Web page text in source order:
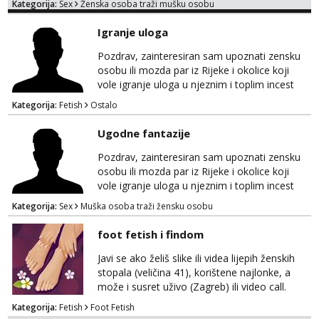
na sexdater link i javi mi se tamo....
Kategorija: Sex Ženska osoba traži mušku osobu
Igranje uloga
Pozdrav, zainteresiran sam upoznati zensku
osobu ili mozda par iz Rijeke i okolice koji
vole igranje uloga u njeznim i toplim incest
pricama, izgled nebitan, bitno je da znas sto
zelis i da se volis zabavljati. Javitese na mail,
viber, wapp ili zovite. Samo ozbiljni, hvala
Kategorija: Fetish Ostalo
Ugodne fantazije
Pozdrav, zainteresiran sam upoznati zensku
osobu ili mozda par iz Rijeke i okolice koji
vole igranje uloga u njeznim i toplim incest
pricama, izgled nebitan, bitno je da znas sto
zelis i da se volis zabavljati. Javitese na mail,
viber, wapp ili zovite. Samo ozbiljni, hvala
Kategorija: Sex Muška osoba traži žensku osobu
foot fetish i findom
Javi se ako želiš slike ili videa lijepih ženskih
stopala (veličina 41), korištene najlonke, a
može i susret uživo (Zagreb) ili video call.
Mlada sam, lijepa i obrazovana te spremna za
dogovore i ispunjavanje želja. Molim samo
Kategorija: Fetish Foot Fetish